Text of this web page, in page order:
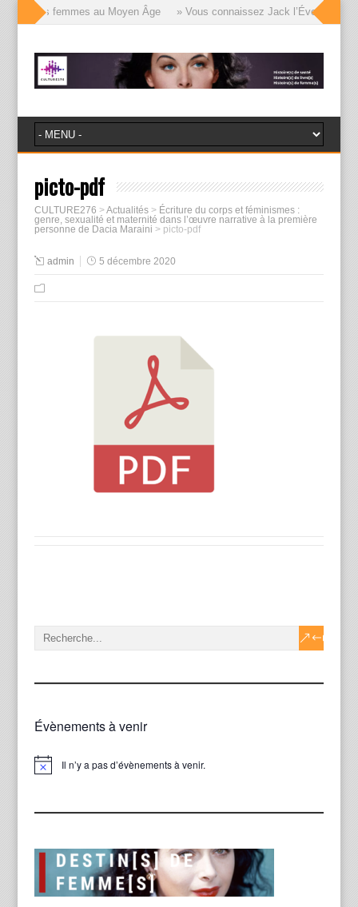
des femmes au Moyen Âge » Vous connaissez Jack l’Éventreur,
picto-pdf
CULTURE276 >Actualités> Écriture du corps et féminismes :
genre, sexualité et maternité dans l’œuvre narrative à la première
personne de Dacia Maraini > picto-pdf
admin 5 décembre 2020
Évènements à venir
Notice Il n’y a pas d’évènements à venir.